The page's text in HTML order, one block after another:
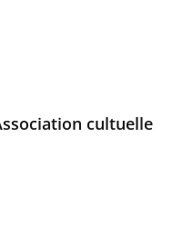
cultuelle